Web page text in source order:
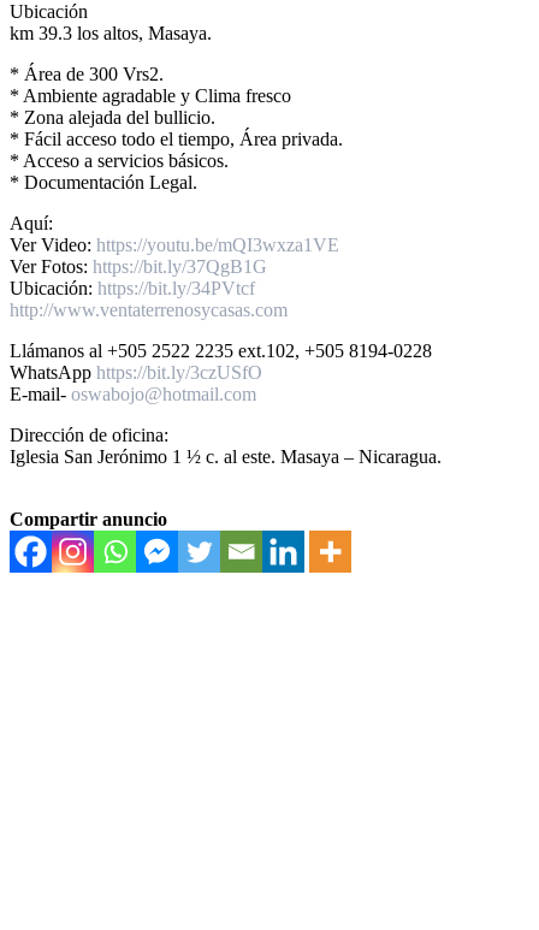
Ubicación
km 39.3 los altos, Masaya.
* Área de 300 Vrs2.
* Ambiente agradable y Clima fresco
* Zona alejada del bullicio.
* Fácil acceso todo el tiempo, Área privada.
* Acceso a servicios básicos.
* Documentación Legal.
Aquí:
Ver Video: https://youtu.be/mQI3wxza1VE
Ver Fotos: https://bit.ly/37QgB1G
Ubicación: https://bit.ly/34PVtcf
http://www.ventaterrenosycasas.com
Llámanos al +505 2522 2235 ext.102, +505 8194-0228
WhatsApp https://bit.ly/3czUSfO
E-mail- oswabojo@hotmail.com
Dirección de oficina:
Iglesia San Jerónimo 1 ½ c. al este. Masaya – Nicaragua.
Compartir anuncio